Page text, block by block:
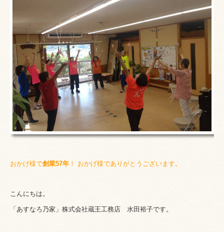
おかげ様で創業57年 ！ おかげ様でありがとう ございます。
こんにちは。
「あすなろ乃家」株式会社蔵王工務店 水田裕子です。